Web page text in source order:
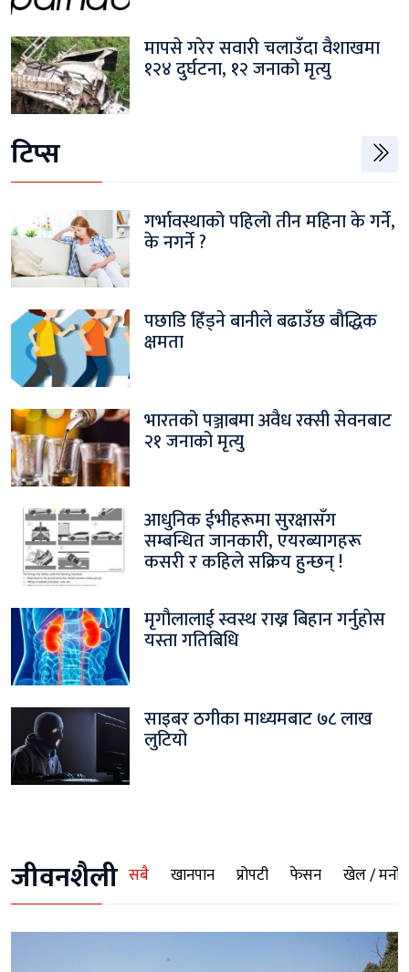
मापसे गरेर सवारी चलाउँदा वैशाखमा
१२४ दुर्घटना, १२ जनाको मृत्यु
टिप्स
गर्भावस्थाको पहिलो तीन महिना के गर्ने,
के नगर्ने ?
पछाडि हिँड्ने बानीले बढाउँछ बौद्धिक
क्षमता
भारतको पञ्जाबमा अवैध रक्सी सेवनबाट
२१ जनाको मृत्यु
आधुनिक ईभीहरूमा सुरक्षासँग
सम्बन्धित जानकारी, एयरब्यागहरू
कसरी र कहिले सक्रिय हुन्छन् !
मृगौलालाई स्वस्थ राख्न बिहान गर्नुहाेस
यस्ता गतिबिधि
साइबर ठगीका माध्यमबाट ७८ लाख
लुटियो
जीवनशैली सबै खानपान प्रोपटी फेसन खेल /